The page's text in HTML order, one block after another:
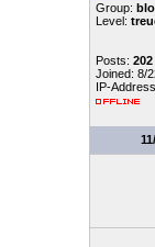
Group:
Level:
Posts: 202
Joined: 8/
IP-